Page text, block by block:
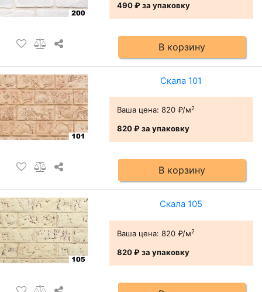
490 ₽за упаковку
В корзину
Скала 101
Ваша цена: 820 ₽/м2
820 ₽за упаковку
В корзину
Скала 105
Ваша цена: 820 ₽/м2
820 ₽за упаковку